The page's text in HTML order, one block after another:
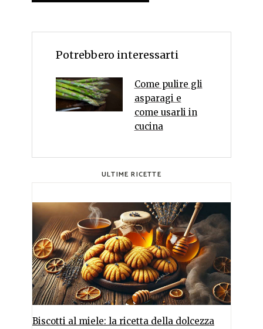
Potrebbero interessarti
Come pulire gli
asparagi e
come usarli in
cucina
ULTIME RICETTE
Biscotti al miele: la ricetta della dolcezza